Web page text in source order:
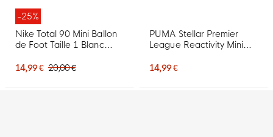
-25%
Nike Total 90 Mini Ballon
de Foot Taille 1 Blanc
14,99 € 20,00 €
PUMA Stellar Premier
League Reactivity Mini
2026-2027 Blanc
14,99 €